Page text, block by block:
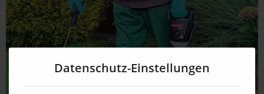
Datenschutz-Einstellungen